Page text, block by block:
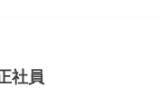
社員